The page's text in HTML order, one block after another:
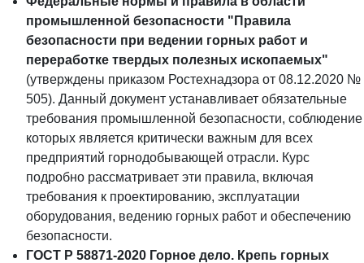
промышленной безопасности "Правила
безопасности при ведении горных работ и
переработке твердых полезных ископаемых"
(утверждены приказом Ростехнадзора от 08.12.2020 №
505). Данный документ устанавливает обязательные
требования промышленной безопасности, соблюдение
которых является критически важным для всех
предприятий горнодобывающей отрасли. Курс
подробно рассматривает эти правила, включая
требования к проектированию, эксплуатации
оборудования, ведению горных работ и обеспечению
безопасности.
ГОСТ Р 58871-2020 Горное дело. Крепь горных